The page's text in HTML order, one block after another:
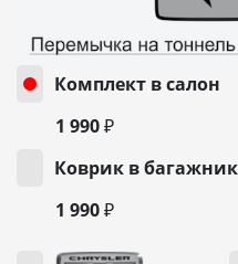
Комплект в салон
1 990 ₽
Коврик в багажник
1 990 ₽